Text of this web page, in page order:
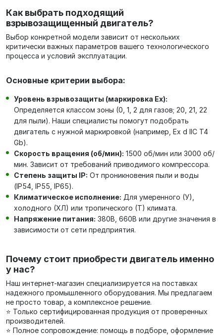
Как выбрать подходящий
взрывозащищенный двигатель?
Выбор конкретной модели зависит от нескольких
критически важных параметров вашего технологического
процесса и условий эксплуатации.
Основные критерии выбора:
Уровень взрывозащиты (маркировка Ex):
Определяется классом зоны (0, 1, 2 для газов; 20, 21, 22
для пыли). Наши специалисты помогут подобрать
двигатель с нужной маркировкой (например, Ex d IIC T4
Gb).
Скорость вращения (об/мин): 1500 об/мин или 3000 об/
мин. Зависит от требований приводимого компрессора.
Степень защиты IP: От проникновения пыли и воды
(IP54, IP55, IP65).
Климатическое исполнение: Для умеренного (У),
холодного (ХЛ) или тропического (Т) климата.
Напряжение питания: 380В, 660В или другие значения в
зависимости от сети предприятия.
Почему стоит приобрести двигатель именно
у нас?
Наш интернет-магазин специализируется на поставках
надежного промышленного оборудования. Мы предлагаем
не просто товар, а комплексное решение.
⭐ Только сертифицированная продукция от проверенных
производителей.
⭐ Полное сопровождение: помощь в подборе, оформление